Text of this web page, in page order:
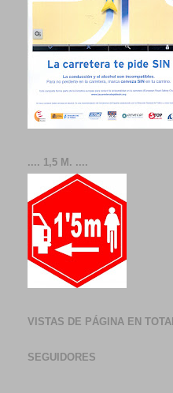
.... 1,5 M. ....
VISTAS DE PÁGINA EN TOTAL
SEGUIDORES